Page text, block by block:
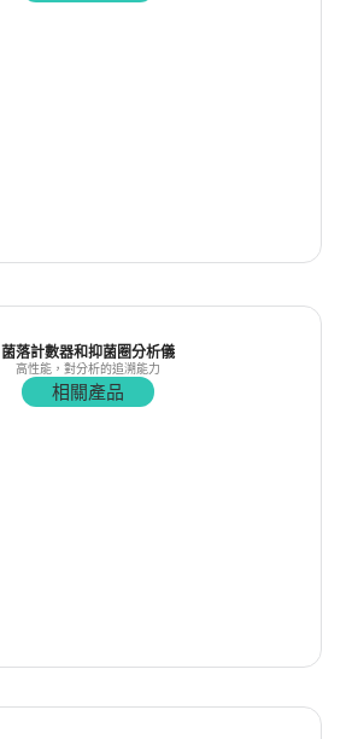
菌落計數器和抑菌圈分析儀
高性能，對分析的追溯能力
相關產品